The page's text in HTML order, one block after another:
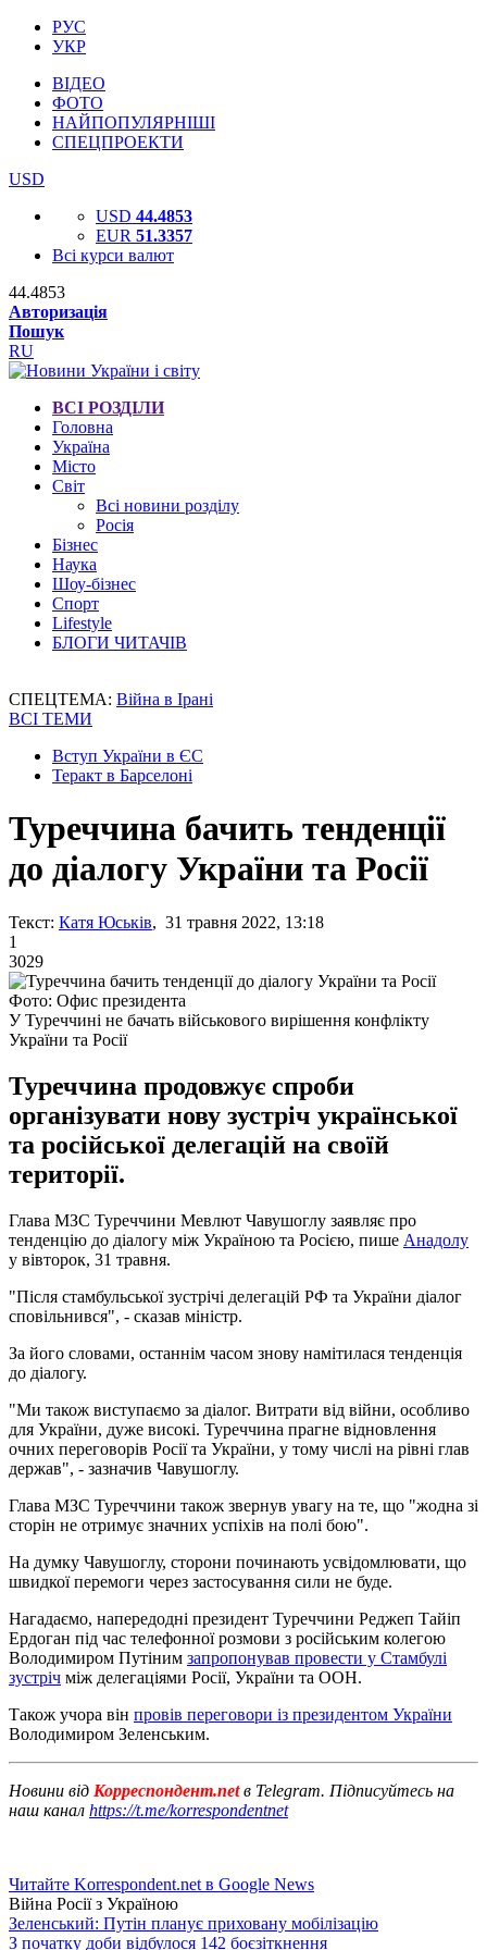
РУС
УКР
ВІДЕО
ФОТО
НАЙПОПУЛЯРНІШІ
СПЕЦПРОЕКТИ
USD
USD 44.4853
EUR 51.3357
Всі курси валют
44.4853
Авторизація
Пошук
RU
ВСІ РОЗДІЛИ
Головна
Україна
Місто
Світ
Всі новини розділу
Росія
Бізнес
Наука
Шоу-бізнес
Спорт
Lifestyle
БЛОГИ ЧИТАЧІВ
СПЕЦТЕМА: Війна в Ірані
ВСІ ТЕМИ
Вступ України в ЄС
Теракт в Барселоні
Туреччина бачить тенденції
до діалогу України та Росії
Текст: Катя Юськів, 31 травня 2022, 13:18
1
3029
Фото: Офис президента
У Туреччині не бачать військового вирішення конфлікту
України та Росії
Туреччина продовжує спроби
організувати нову зустріч української
та російської делегацій на своїй
території.
Глава МЗС Туреччини Мевлют Чавушоглу заявляє про
тенденцію до діалогу між Україною та Росією, пише Анадолу
у вівторок, 31 травня.
"Після стамбульської зустрічі делегацій РФ та України діалог
сповільнився", - сказав міністр.
За його словами, останнім часом знову намітилася тенденція
до діалогу.
"Ми також виступаємо за діалог. Витрати від війни, особливо
для України, дуже високі. Туреччина прагне відновлення
очних переговорів Росії та України, у тому числі на рівні глав
держав", - зазначив Чавушоглу.
Глава МЗС Туреччини також звернув увагу на те, що "жодна зі
сторін не отримує значних успіхів на полі бою".
На думку Чавушоглу, сторони починають усвідомлювати, що
швидкої перемоги через застосування сили не буде.
Нагадаємо, напередодні президент Туреччини Реджеп Тайіп
Ердоган під час телефонної розмови з російським колегою
Володимиром Путіним запропонував провести у Стамбулі
зустріч між делегаціями Росії, України та ООН.
Також учора він провів переговори із президентом України
Володимиром Зеленським.
Новини від Корреспондент.netв Telegram. Підписуйтесь на
наш канал https://t.me/korrespondentnet
Читайте Korrespondent.net в Google News
Війна Росії з Україною
Зеленський: Путін планує приховану мобілізацію
З початку доби відбулося 142 боєзіткнення